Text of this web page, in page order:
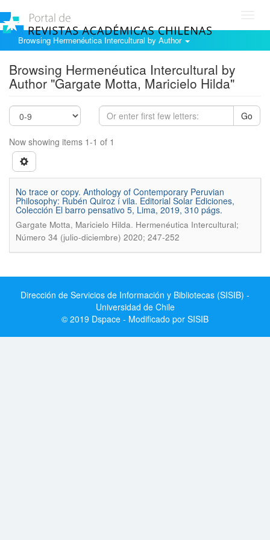
Browsing Hermenéutica Intercultural by Author
Browsing Hermenéutica Intercultural by
Author "Gargate Motta, Maricielo Hilda"
Go
Now showing items 1-1 of 1
No trace or copy. Anthology of Contemporary Peruvian
Philosophy: Rubén Quiroz í vila. Editorial Solar Ediciones,
Colección El barro pensativo 5, Lima, 2019, 310 págs.
Gargate Motta, Maricielo Hilda. Hermenéutica Intercultural;
Número 34 (julio-diciembre) 2020; 247-252
Dirección de Servicios de Información y Bibliotecas (SISIB) -
Universidad de Chile
© 2019 Dspace - Modificado por SISIB